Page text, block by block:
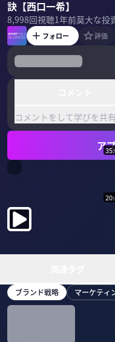
訣【西口一希】
8,998回視聴1年前
フォロー 評価
コメントをして学びを共
ア
ブランド戦略 マーケティ